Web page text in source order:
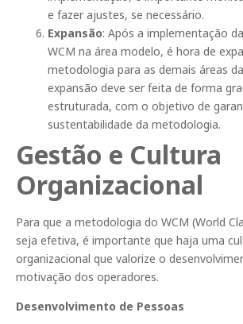
e fazer ajustes, se necessário.
Expansão: Após a implementação
WCM na área modelo, é hora de
metodologia para as demais áreas
expansão deve ser feita de forma
estruturada, com o objetivo de
sustentabilidade da metodologia.
Gestão e Cultura
Organizacional
Para que a metodologia do WCM (World
seja efetiva, é importante que haja uma
organizacional que valorize o
motivação dos operadores.
Desenvolvimento de Pessoas